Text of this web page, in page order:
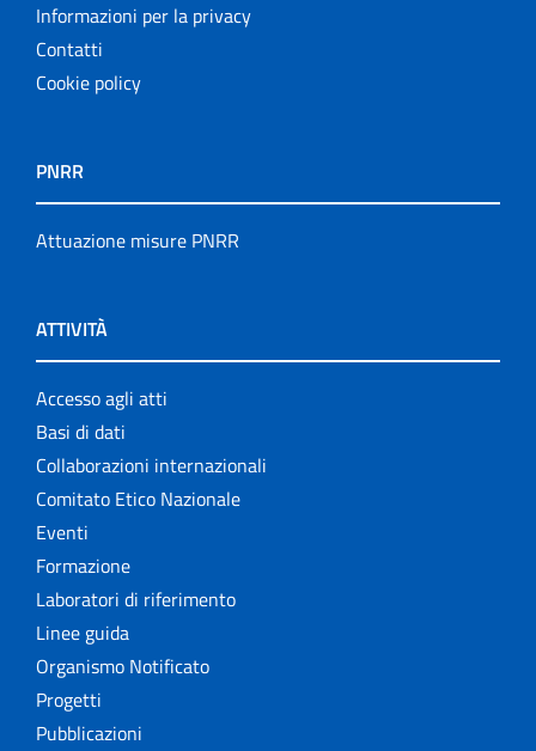
Informazioni per la privacy
Contatti
Cookie policy
PNRR
Attuazione misure PNRR
ATTIVITÀ
Accesso agli atti
Basi di dati
Collaborazioni internazionali
Comitato Etico Nazionale
Eventi
Formazione
Laboratori di riferimento
Linee guida
Organismo Notificato
Progetti
Pubblicazioni